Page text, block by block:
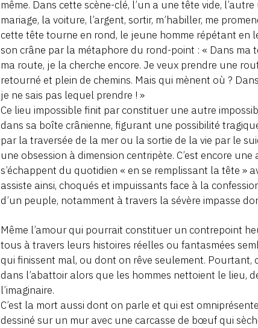
même. Dans cette scène-clé, l’un a une tête vide,
mariage, la voiture, l’argent, sortir, m’habiller, me
cette tête tourne en rond, le jeune homme répétant en
son crâne par la métaphore du rond-point : « Dans ma
ma route, je la cherche encore. Je veux prendre une
retourné et plein de chemins. Mais qui mènent où ?
je ne sais pas lequel prendre ! »
Ce lieu impossible finit par constituer une autre
dans sa boîte crânienne, figurant une possibilité
par la traversée de la mer ou la sortie de la vie par le
une obsession à dimension centripète. C’est encore
s’échappent du quotidien « en se remplissant la tête »
assiste ainsi, choqués et impuissants face à la
d’un peuple, notamment à travers la sévère impasse
Même l’amour qui pourrait constituer un contrepoint
tous à travers leurs histoires réelles ou fantasmées
qui finissent mal, ou dont on rêve seulement. Pourtant,
dans l’abattoir alors que les hommes nettoient le lieu,
l’imaginaire.
C’est la mort aussi dont on parle et qui est
dessiné sur un mur avec une carcasse de bœuf qui